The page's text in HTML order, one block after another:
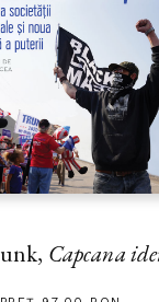
Capcana